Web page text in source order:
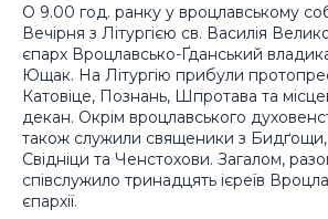
О 9.00 год. ранку у вроцлавському
Вечірня з Літургією св. Василія
єпарх Вроцлавсько-Ґданський
Ющак. На Літургію прибули
Катовіце, Познань, Шпротава та
декан. Окрім вроцлавського
також служили священики з Бидґощи,
Свідніци та Ченстохови. Загалом,
співслужило тринадцять ієреїв
єпархії.